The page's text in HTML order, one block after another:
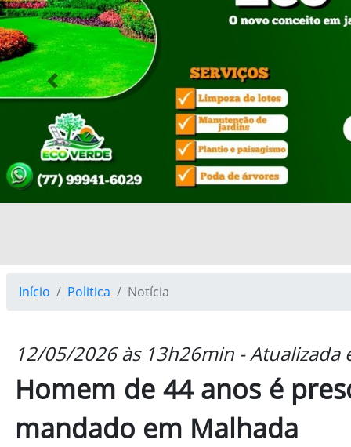
Previous
Início Politica Notícia
12/05/2026 às 13h26min -
Homem de 44 anos é
mandado em Malhada